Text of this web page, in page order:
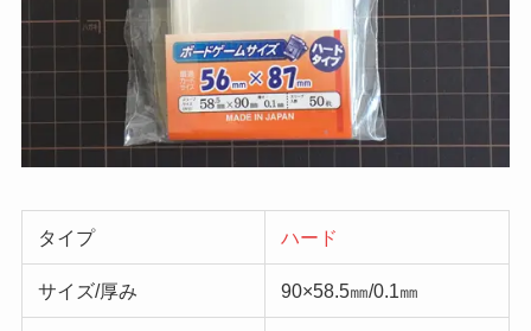
タイプ ハード
サイズ/厚み 90×58.5㎜/0.1㎜